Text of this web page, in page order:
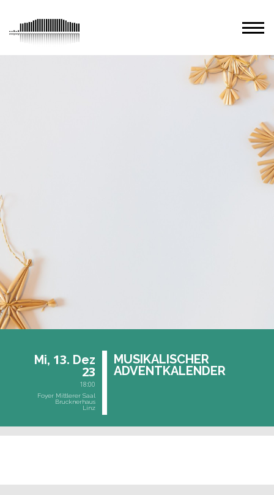
Mi, 13. Dez
23
18:00
Foyer Mittlerer Saal
Brucknerhaus
Linz
MU­SI­KA­LI­SCHER
AD­VENT­KA­LEN­DER